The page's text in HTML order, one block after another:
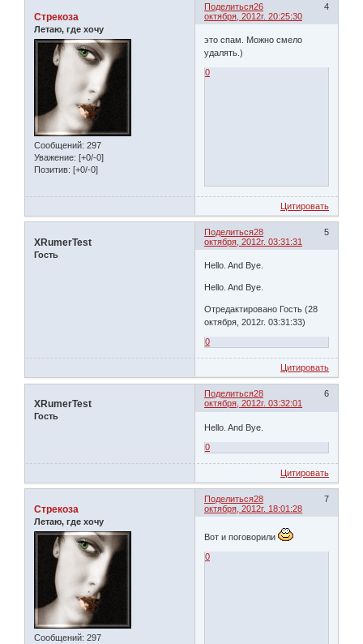
Поделиться 4
26
октября, 2012г. 20:25:30
Стрекоза
Летаю, где хочу
Сообщений: 297
Уважение: [+0/-0]
Позитив: [+0/-0]
это спам. Можно смело
удалять.)
0
Цитировать
Поделиться 5
28
октября, 2012г. 03:31:31
XRumerTest
Гость
Hello. And Bye.
Hello. And Bye.
Отредактировано Гость (28
октября, 2012г. 03:31:33)
0
Цитировать
Поделиться 6
28
октября, 2012г. 03:32:01
XRumerTest
Гость
Hello. And Bye.
0
Цитировать
Поделиться 7
28
октября, 2012г. 18:01:28
Стрекоза
Летаю, где хочу
Сообщений: 297
Вот и поговорили
0